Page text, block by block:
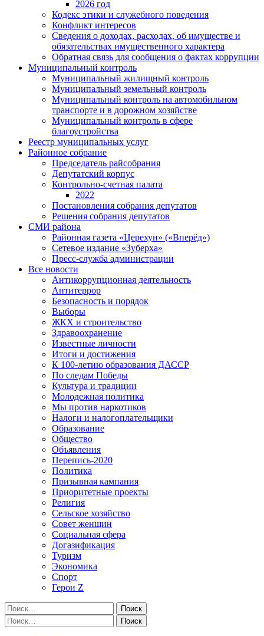
2026 год
Кодекс этики и служебного поведения
Конфликт интересов
Сведения о доходах, расходах, об имуществе и
обязательствах имущественного характера
Обратная связь для сообщения о фактах коррупции
Муниципальный контроль
Муниципальный жилищный контроль
Муниципальный земельный контроль
Муниципальный контроль на автомобильном
транспорте и в дорожном хозяйстве
Муниципальный контроль в сфере
благоустройства
Реестр муниципальных услуг
Районное собрание
Председатель райсобрания
Депутатский корпус
Контрольно-счетная палата
2022
Постановления собрания депутатов
Решения собрания депутатов
СМИ района
Районная газета «Церехун» («Вперёд»)
Сетевое издание «Зуберха»
Пресс-служба администрации
Все новости
Антикоррупционная деятельность
Антитеррор
Безопасность и порядок
Выборы
ЖКХ и строительство
Здравоохранение
Известные личности
Итоги и достижения
К 100-летию образования ДАССР
По следам Победы
Культура и традиции
Молодежная политика
Мы против наркотиков
Налоги и налогоплательщики
Образование
Общество
Объявления
Перепись-2020
Политика
Призывная кампания
Приоритетные проекты
Религия
Сельское хозяйство
Совет женщин
Социальная сфера
Догазификация
Туризм
Экономика
Спорт
Герои Z
Найти:
Найти: